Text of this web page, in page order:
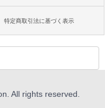
特定商取引法に基づく表示
All rights reserved.